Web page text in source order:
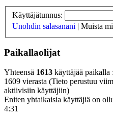
Käyttäjätunnus:
Unohdin salasanani | Muista
Paikallaolijat
Yhteensä 1613 käyttäjää paikalla
1609 vierasta (Tieto perustuu
aktiivisiin käyttäjiin)
Eniten yhtaikaisia käyttäjiä on
4:31